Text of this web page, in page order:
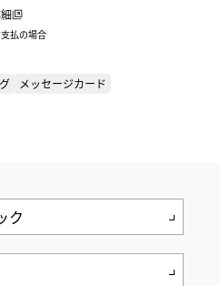
払の場合
メッセージカード